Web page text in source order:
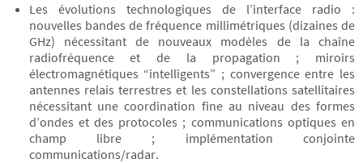
Les évolutions technologiques de l’interface radio :
nouvelles bandes de fréquence millimétriques (dizaines de
GHz) nécessitant de nouveaux modèles de la chaı̂ne
radiofréquence et de la propagation ; miroirs
électromagnétiques “intelligents” ; convergence entre les
antennes relais terrestres et les constellations satellitaires
nécessitant une coordination fine au niveau des formes
d’ondes et des protocoles ; communications optiques en
champ libre ; implémentation conjointe
communications/radar.